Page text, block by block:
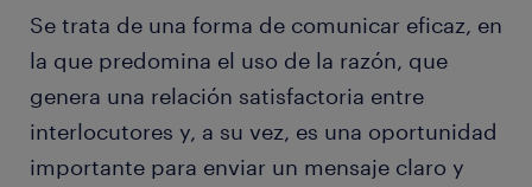
Se trata de una forma de comunicar eficaz, en
la que predomina el uso de la razón, que
genera una relación satisfactoria entre
interlocutores y, a su vez, es una oportunidad
importante para enviar un mensaje claro y